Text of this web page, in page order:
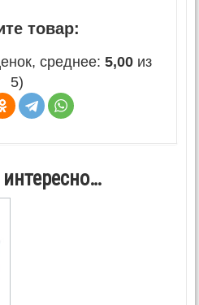
товар:
среднее: 5,00 из
5)